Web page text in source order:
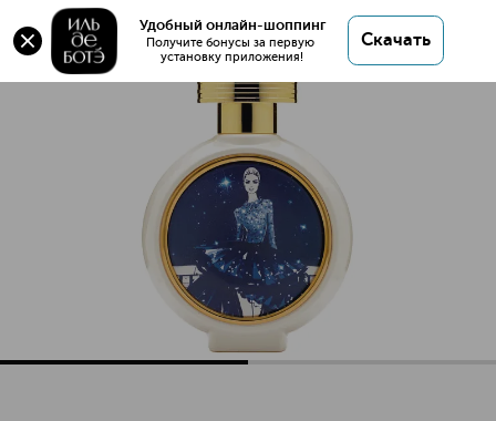
Удобный онлайн-шоппинг
Получите бонусы за первую
установку приложения!
Скачать
Оригинал 💯 DIAMOND IN THE SKY Парфюмерная
вода купить в интернет магазине ИЛЬ ДЕ БОТЭ с
доставкой.
DIAMOND IN THE SKY Парфюмерная вода
Характеристики